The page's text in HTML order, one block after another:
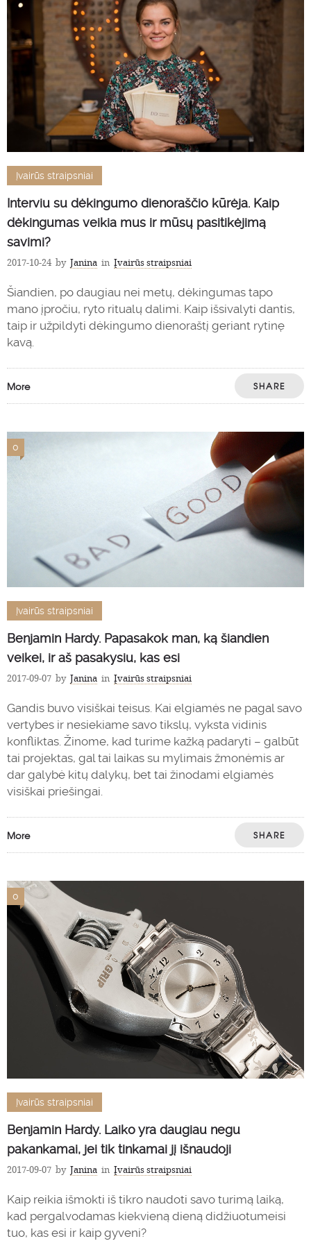
Įvairūs straipsniai
Interviu su dėkingumo dienoraščio kūrėja. Kaip
dėkingumas veikia mus ir mūsų pasitikėjimą
savimi?
2017-10-24 by Janina in Įvairūs straipsniai
Šiandien, po daugiau nei metų, dėkingumas tapo
mano įpročiu, ryto ritualų dalimi. Kaip išsivalyti dantis,
taip ir užpildyti dėkingumo dienoraštį geriant rytinę
kavą.
More SHARE
0
Įvairūs straipsniai
Benjamin Hardy. Papasakok man, ką šiandien
veikei, ir aš pasakysiu, kas esi
2017-09-07 by Janina in Įvairūs straipsniai
Gandis buvo visiškai teisus. Kai elgiamės ne pagal savo
vertybes ir nesiekiame savo tikslų, vyksta vidinis
konfliktas. Žinome, kad turime kažką padaryti – galbūt
tai projektas, gal tai laikas su mylimais žmonėmis ar
dar galybė kitų dalykų, bet tai žinodami elgiamės
visiškai priešingai.
More SHARE
0
Įvairūs straipsniai
Benjamin Hardy. Laiko yra daugiau negu
pakankamai, jei tik tinkamai jį išnaudoji
2017-09-07 by Janina in Įvairūs straipsniai
Kaip reikia išmokti iš tikro naudoti savo turimą laiką,
kad pergalvodamas kiekvieną dieną didžiuotumeisi
tuo, kas esi ir kaip gyveni?